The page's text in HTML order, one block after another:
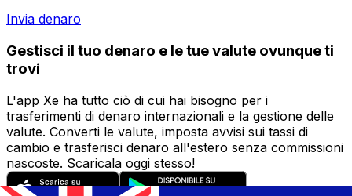
Invia denaro
Gestisci il tuo denaro e le tue valute ovunque ti
trovi
L'app Xe ha tutto ciò di cui hai bisogno per i
trasferimenti di denaro internazionali e la gestione delle
valute. Converti le valute, imposta avvisi sui tassi di
cambio e trasferisci denaro all'estero senza commissioni
nascoste. Scaricala oggi stesso!